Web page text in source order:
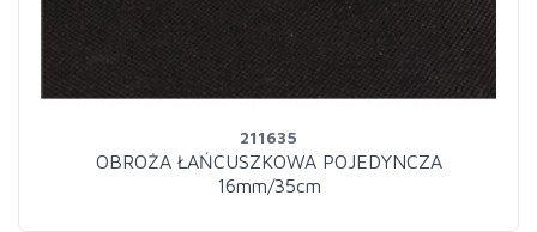
211635
OBROŻA ŁAŃCUSZKOWA POJEDYNCZA
16mm/35cm